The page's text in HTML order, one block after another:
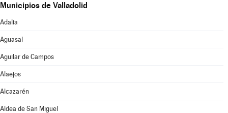
Municipios de Valladolid
Adalia
Aguasal
Aguilar de Campos
Alaejos
Alcazarén
Aldea de San Miguel